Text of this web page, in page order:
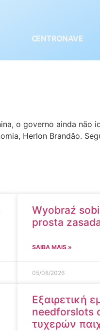
CENTRONAVE
o governo ainda
Herlon Brandão.
Wyobraź
prosta
SAIBA MAIS »
05/08/2026
Εξαιρετική
needforslots
τυχερών